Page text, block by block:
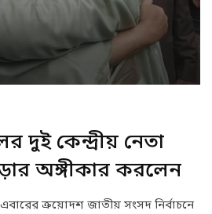
দুই কেন্দ্রীয় নেতা
অঙ্গীকার করলেন
ক্রয়োদশ জাতীয় সংসদ নির্বাচনে